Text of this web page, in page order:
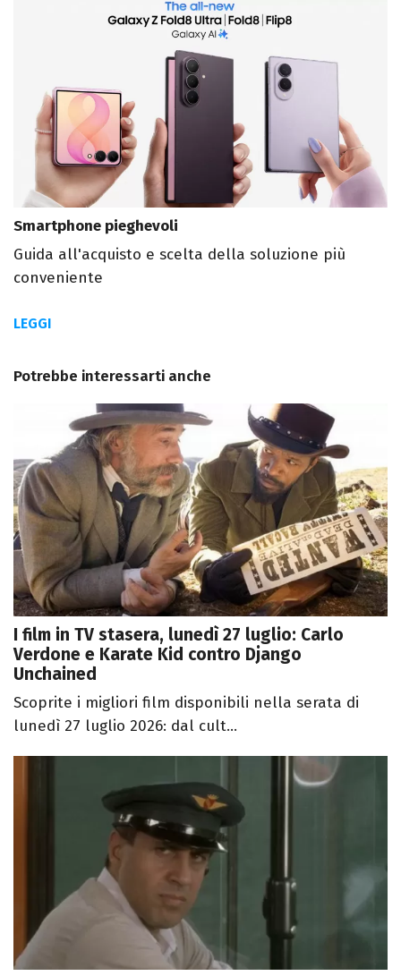
Smartphone pieghevoli
Guida all'acquisto e scelta della soluzione più
conveniente
LEGGI
Potrebbe interessarti anche
I film in TV stasera, lunedì 27 luglio: Carlo
Verdone e Karate Kid contro Django
Unchained
Scoprite i migliori film disponibili nella serata di
lunedì 27 luglio 2026: dal cult...